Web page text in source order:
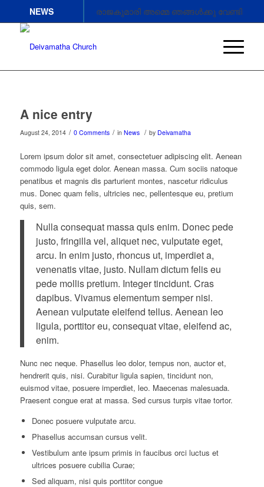
NEWS
രാജകുമാരി അമ്മെ ഞങ്ങൾക്കു വേണ്ടി
A nice entry
August 24, 2014 / 0 Comments / in News / by Deivamatha
Lorem ipsum dolor sit amet, consectetuer adipiscing elit. Aenean
commodo ligula eget dolor. Aenean massa. Cum sociis natoque
penatibus et magnis dis parturient montes, nascetur ridiculus
mus. Donec quam felis, ultricies nec, pellentesque eu, pretium
quis, sem.
Nulla consequat massa quis enim. Donec pede
justo, fringilla vel, aliquet nec, vulputate eget,
arcu. In enim justo, rhoncus ut, imperdiet a,
venenatis vitae, justo. Nullam dictum felis eu
pede mollis pretium. Integer tincidunt. Cras
dapibus. Vivamus elementum semper nisi.
Aenean vulputate eleifend tellus. Aenean leo
ligula, porttitor eu, consequat vitae, eleifend ac,
enim.
Nunc nec neque. Phasellus leo dolor, tempus non, auctor et,
hendrerit quis, nisi. Curabitur ligula sapien, tincidunt non,
euismod vitae, posuere imperdiet, leo. Maecenas malesuada.
Praesent congue erat at massa. Sed cursus turpis vitae tortor.
Donec posuere vulputate arcu.
Phasellus accumsan cursus velit.
Vestibulum ante ipsum primis in faucibus orci luctus et
ultrices posuere cubilia Curae;
Sed aliquam, nisi quis porttitor congue